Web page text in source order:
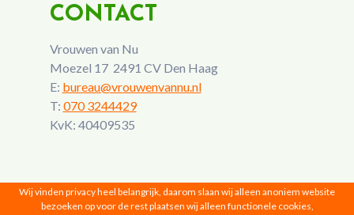
CONTACT
Vrouwen van Nu
Moezel 17 2491 CV Den Haag
E: bureau@vrouwenvannu.nl
T: 070 3244429
KvK: 40409535
Wij vinden privacy heel belangrijk, daarom slaan wij alleen anoniem website
bezoeken op voor de rest plaatsen wij alleen functionele cookies,